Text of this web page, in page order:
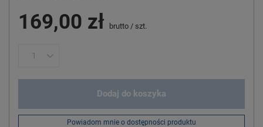
169,00 zł brutto / szt.
Dodaj do koszyka
Powiadom mnie o dostępności produktu